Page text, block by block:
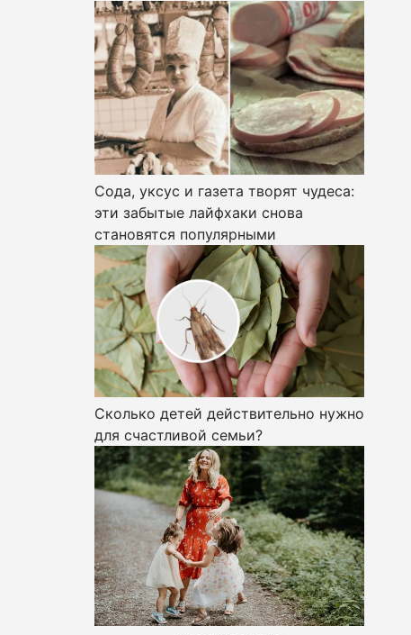
Сода, уксус и газета творят чудеса:
эти забытые лайфхаки снова
становятся популярными
Сколько детей действительно нужно
для счастливой семьи?